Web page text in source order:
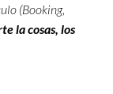
(Booking,
la cosas, los